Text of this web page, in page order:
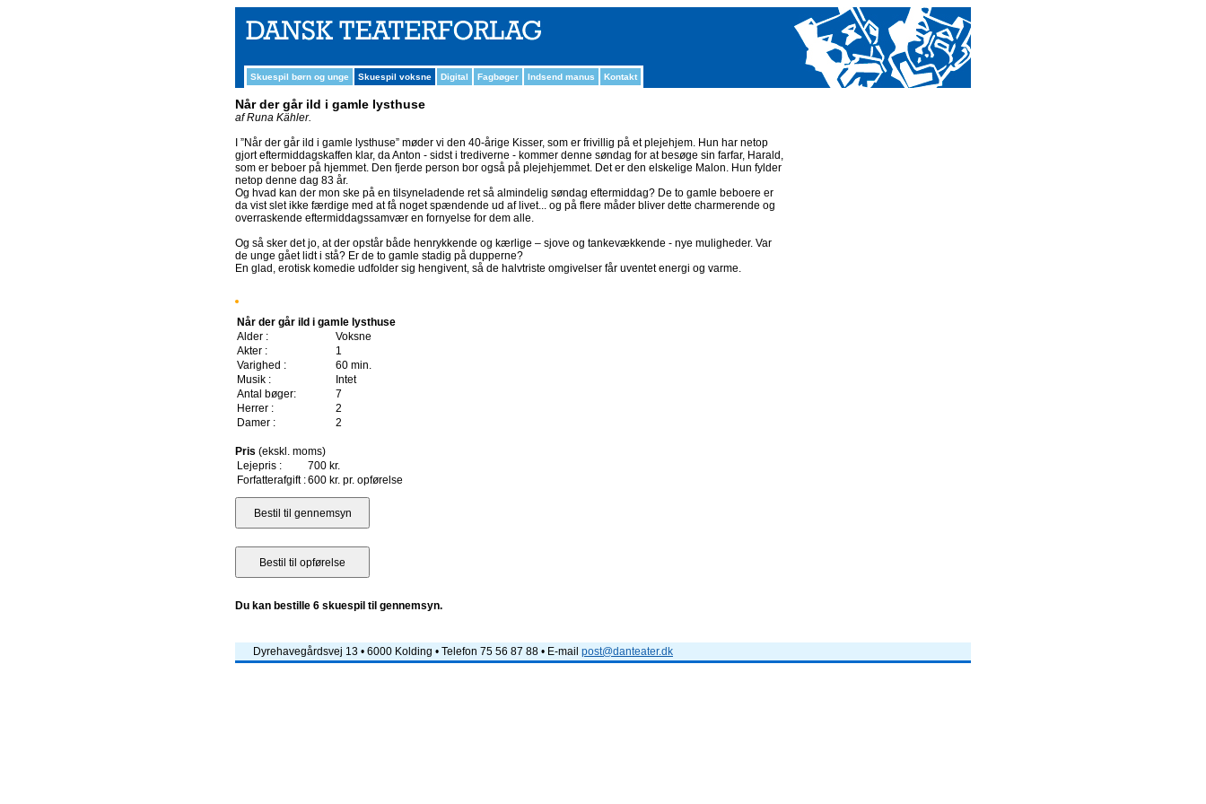
Skuespil børn og unge Skuespil voksne Digital Fagbøger Indsend manus Kontakt
Når der går ild i gamle lysthuse
af Runa Kähler.
I ”Når der går ild i gamle lysthuse” møder vi den 40-årige Kisser, som er frivillig på et plejehjem. Hun har netop
gjort eftermiddagskaffen klar, da Anton - sidst i trediverne - kommer denne søndag for at besøge sin farfar, Harald,
som er beboer på hjemmet. Den fjerde person bor også på plejehjemmet. Det er den elskelige Malon. Hun fylder
netop denne dag 83 år.
Og hvad kan der mon ske på en tilsyneladende ret så almindelig søndag eftermiddag? De to gamle beboere er
da vist slet ikke færdige med at få noget spændende ud af livet... og på flere måder bliver dette charmerende og
overraskende eftermiddagssamvær en fornyelse for dem alle.
Og så sker det jo, at der opstår både henrykkende og kærlige – sjove og tankevækkende - nye muligheder. Var
de unge gået lidt i stå? Er de to gamle stadig på dupperne?
En glad, erotisk komedie udfolder sig hengivent, så de halvtriste omgivelser får uventet energi og varme.
Når der går ild i gamle lysthuse
Alder :
Voksne
Akter :
1
Varighed :
60 min.
Musik :
Intet
Antal bøger:
7
Herrer :
2
Damer :
2
Pris (ekskl. moms)
Lejepris :
700 kr.
Forfatterafgift :600 kr. pr. opførelse
Du kan bestille 6 skuespil til gennemsyn.
Dyrehavegårdsvej 13 • 6000 Kolding • Telefon 75 56 87 88 • E-mail post@danteater.dk